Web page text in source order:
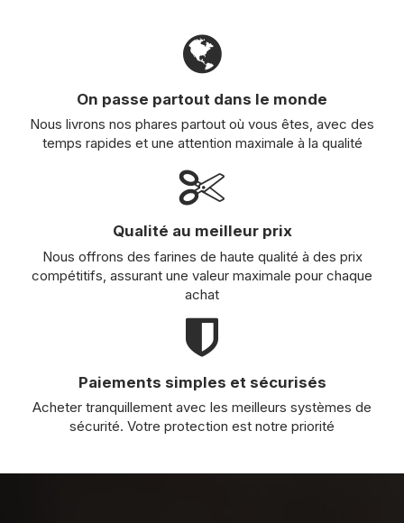
On passe partout dans le monde
Nous livrons nos phares partout où vous êtes, avec des
temps rapides et une attention maximale à la qualité
Qualité au meilleur prix
Nous offrons des farines de haute qualité à des prix
compétitifs, assurant une valeur maximale pour chaque
achat
Paiements simples et sécurisés
Acheter tranquillement avec les meilleurs systèmes de
sécurité. Votre protection est notre priorité